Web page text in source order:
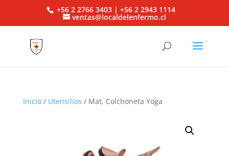
+56 2 2766 3403 | +56 2 2943 1114
ventas@localdelenfermo.cl
Inicio/ Utensilios / Mat, Colchoneta Yoga